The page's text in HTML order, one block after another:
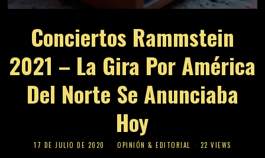
Conciertos Rammstein
2021 – La Gira Por América
Del Norte Se Anunciaba
Hoy
17 DE JULIO DE 2020 OPINIÓN & EDITORIAL 22 VIEWS